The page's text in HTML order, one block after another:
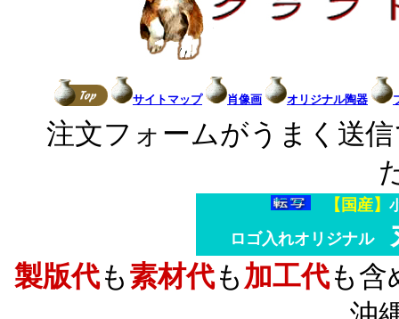
サイトマップ 肖像画 オリジナル陶器
注文フォームがうまく送
【国産】
ロゴ入れオリジナル
製版代も 素材代も 加工代も含